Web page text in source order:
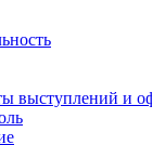
выступлений и